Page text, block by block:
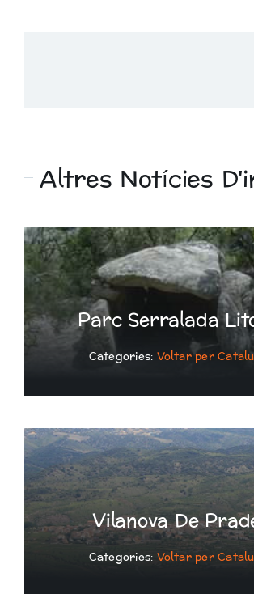
Altres Notícies
Parc Serralada
Categories: Voltar per
Vilanova De
Categories: Voltar per